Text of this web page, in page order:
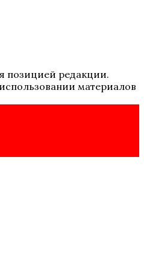
позицией редакции.
материалов